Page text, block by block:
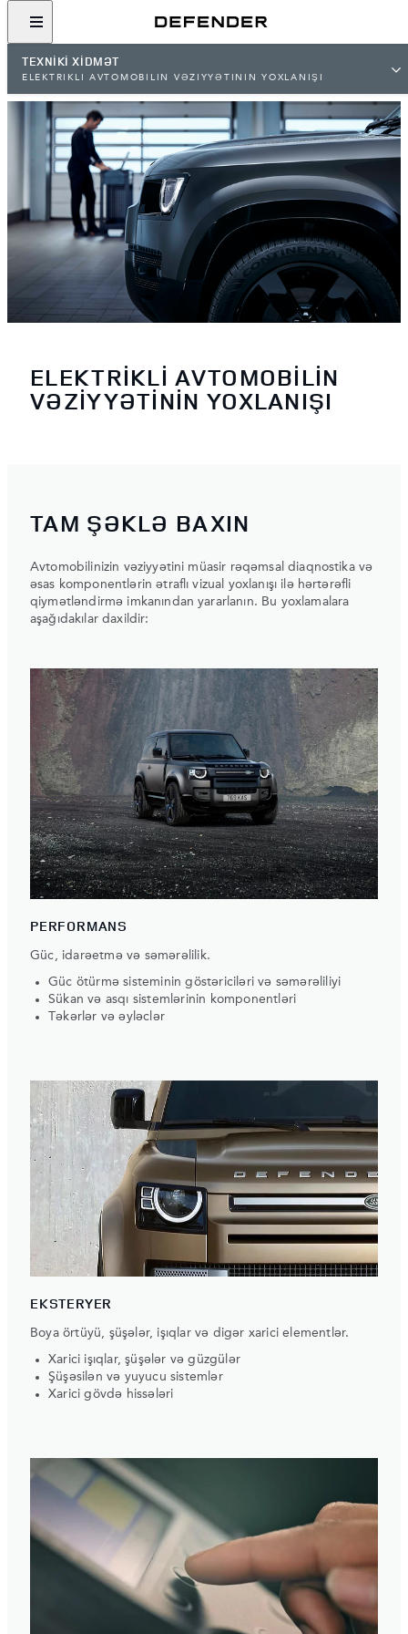
TEXNİKİ XİDMƏT
ELEKTRİKLİ AVTOMOBİLİN VƏZİYYƏTİNİN YOXLANIŞI
ELEKTRİKLİ AVTOMOBİLİN
VƏZİYYƏTİNİN YOXLANIŞI
TAM ŞƏKLƏ BAXIN
Avtomobilinizin vəziyyətini müasir rəqəmsal diaqnostika və
əsas komponentlərin ətraflı vizual yoxlanışı ilə hərtərəfli
qiymətləndirmə imkanından yararlanın. Bu yoxlamalara
aşağıdakılar daxildir:
PERFORMANS
Güc, idarəetmə və səmərəlilik.
Güc ötürmə sisteminin göstəriciləri və səmərəliliyi
Sükan və asqı sistemlərinin komponentləri
Təkərlər və əyləclər
EKSTERYER
Boya örtüyü, şüşələr, işıqlar və digər xarici elementlər.
Xarici işıqlar, şüşələr və güzgülər
Şüşəsilən və yuyucu sistemlər
Xarici gövdə hissələri